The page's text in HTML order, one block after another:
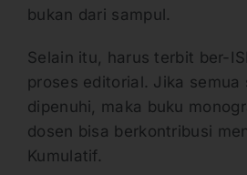
bukan dari sampul.
Selain itu, harus terbit ber-
proses editorial. Jika semua
dipenuhi, maka buku
dosen bisa berkontribusi
Kumulatif.